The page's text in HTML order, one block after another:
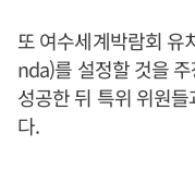
또 여수세계박람회 유
nda)를 설정할 것을
성공한 뒤 특위 위원
다.